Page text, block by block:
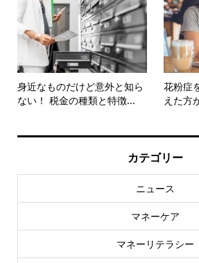
身近なものだけど意外と知ら
ない！ 税金の種類と特徴...
花粉症
えた方
カテゴリー
ニュース
マネーケア
マネーリテラシー